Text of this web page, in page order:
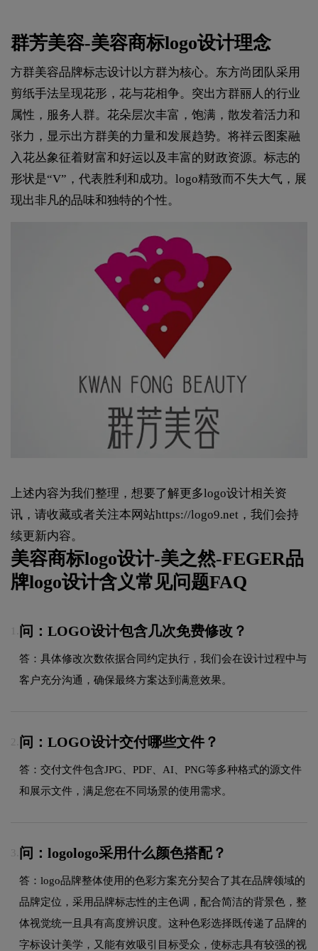
群芳美容-美容商标logo设计理念
方群美容品牌标志设计以方群为核心。东方尚团队采用
剪纸手法呈现花形，花与花相争。突出方群丽人的行业
属性，服务人群。花朵层次丰富，饱满，散发着活力和
张力，显示出方群美的力量和发展趋势。将祥云图案融
入花丛象征着财富和好运以及丰富的财政资源。标志的
形状是“V”，代表胜利和成功。logo精致而不失大气，展
现出非凡的品味和独特的个性。
上述内容为我们整理，想要了解更多logo设计相关资
讯，请收藏或者关注本网站https://logo9.net ，我们会持
续更新内容。
美容商标logo设计-美之然-FEGER品
牌logo设计含义常见问题FAQ
问：LOGO设计包含几次免费修改？
答：具体修改次数依据合同约定执行，我们会在设计过程中与
客户充分沟通，确保最终方案达到满意效果。
2. 问：LOGO设计交付哪些文件？
答：交付文件包含JPG、PDF、AI、PNG等多种格式的源文件
和展示文件，满足您在不同场景的使用需求。
3. 问：logologo采用什么颜色搭配？
答：logo品牌整体使用的色彩方案充分契合了其在品牌领域的
品牌定位，采用品牌标志性的主色调，配合简洁的背景色，整
体视觉统一且具有高度辨识度。这种色彩选择既传递了品牌的
字标设计美学，又能有效吸引目标受众，使标志具有较强的视